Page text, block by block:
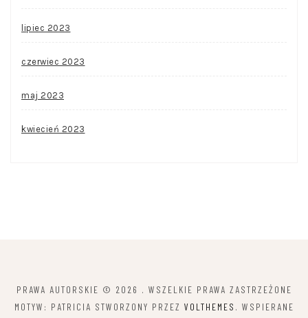
lipiec 2023
czerwiec 2023
maj 2023
kwiecień 2023
PRAWA AUTORSKIE © 2026 . WSZELKIE PRAWA ZASTRZEŻONE
MOTYW: PATRICIA STWORZONY PRZEZ VOLTHEMES . WSPIERANE